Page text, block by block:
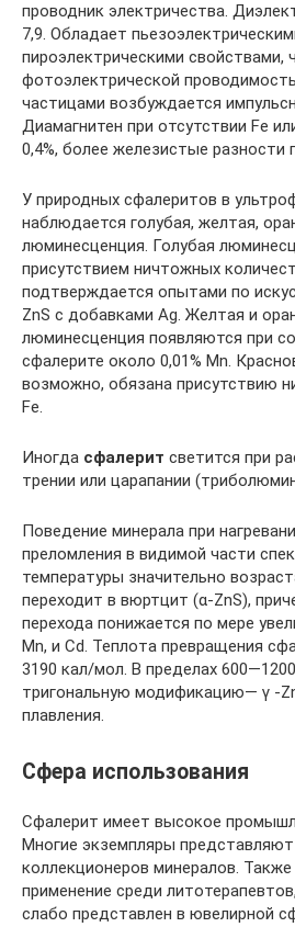
проводник электричества.
7,9. Обладает
пироэлектрическими свойствами,
фотоэлектрической
частицами возбуждается
Диамагнитен при отсутствии Fe
0,4%, более железистые разности
У природных сфалеритов в
наблюдается голубая, желтая,
люминесценция. Голубая
присутствием ничтожных
подтверждается опытами по
ZnS с добавками Ag. Желтая и
люминесценция появляются при
сфалерите около 0,01% Mn.
возможно, обязана присутствию
Fe.
Иногда сфалерит светится при
трении или царапании
Поведение минерала при
преломления в видимой части
температуры значительно
переходит в вюртцит (α-ZnS),
перехода понижается по мере
Mn, и Cd. Теплота превращения
3190 кал/мол. В пределах
тригональную модификацию— γ -
плавления.
Сфера использования
Сфалерит имеет высокое
Многие экземпляры
коллекционеров минералов.
применение среди
слабо представлен в ювелирной